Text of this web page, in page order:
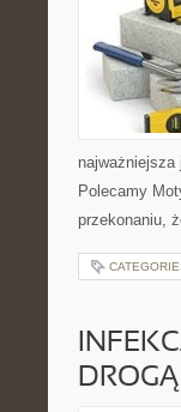
Polecamy
przekonaniu,